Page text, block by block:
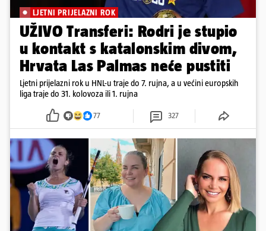
LJETNI PRIJELAZNI ROK
UŽIVO Transferi: Rodri je stupio
u kontakt s katalonskim divom,
Hrvata Las Palmas neće pustiti
Ljetni prijelazni rok u HNL-u traje do 7. rujna, a u većini europskih
liga traje do 31. kolovoza ili 1. rujna
77 327